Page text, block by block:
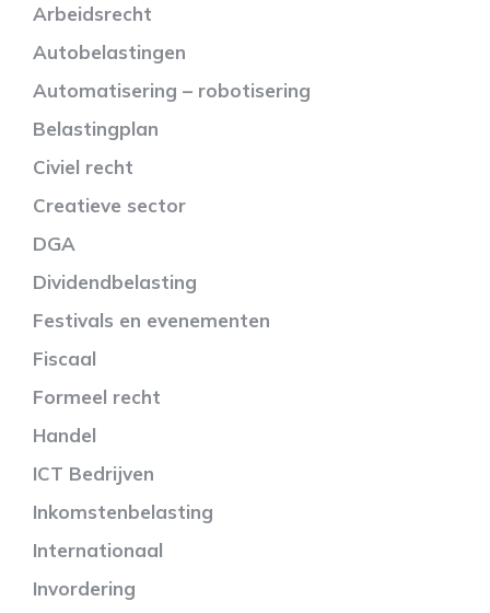
Arbeidsrecht
Autobelastingen
Automatisering – robotisering
Belastingplan
Civiel recht
Creatieve sector
DGA
Dividendbelasting
Festivals en evenementen
Fiscaal
Formeel recht
Handel
ICT Bedrijven
Inkomstenbelasting
Internationaal
Invordering